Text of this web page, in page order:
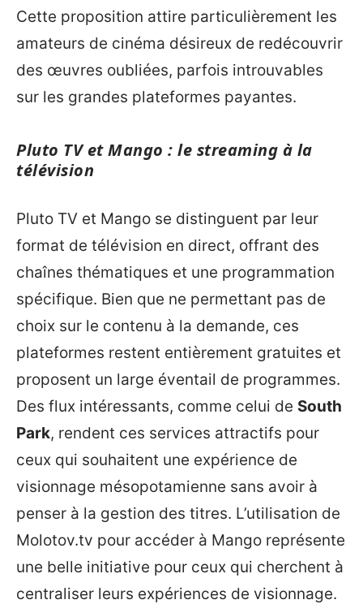
Cette proposition attire particulièrement les
amateurs de cinéma désireux de redécouvrir
des œuvres oubliées, parfois introuvables
sur les grandes plateformes payantes.
Pluto TV et Mango : le streaming à la
télévision
Pluto TV et Mango se distinguent par leur
format de télévision en direct, offrant des
chaînes thématiques et une programmation
spécifique. Bien que ne permettant pas de
choix sur le contenu à la demande, ces
plateformes restent entièrement gratuites et
proposent un large éventail de programmes.
Des flux intéressants, comme celui de South
Park, rendent ces services attractifs pour
ceux qui souhaitent une expérience de
visionnage mésopotamienne sans avoir à
penser à la gestion des titres. L’utilisation de
Molotov.tv pour accéder à Mango représente
une belle initiative pour ceux qui cherchent à
centraliser leurs expériences de visionnage.